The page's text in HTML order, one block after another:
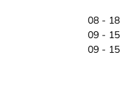
08 - 18
09 - 15
09 - 15